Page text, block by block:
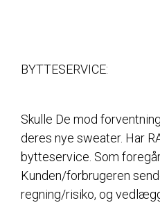
BYTTESERVICE:
Skulle De mod
deres nye sweater. Har
bytteservice. Som
Kunden/forbrugeren
regning/risiko, og